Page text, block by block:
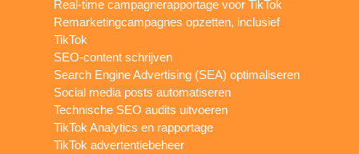
Real-time campagnerapportage voor TikTok
Remarketingcampagnes opzetten, inclusief
TikTok
SEO-content schrijven
Search Engine Advertising (SEA) optimaliseren
Social media posts automatiseren
Technische SEO audits uitvoeren
TikTok Analytics en rapportage
TikTok advertentiebeheer